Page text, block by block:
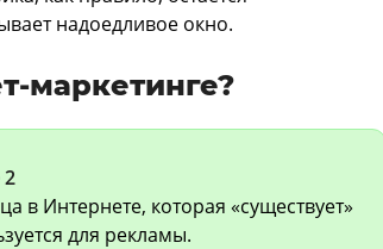
надоедливое окно.
маркетинге?
в Интернете, которая «существует»
для рекламы.